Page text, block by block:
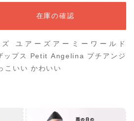
在庫の確認
ユアーズアーミーワールド
ップス Petit Angelina プチアンジ
こいい かわいい